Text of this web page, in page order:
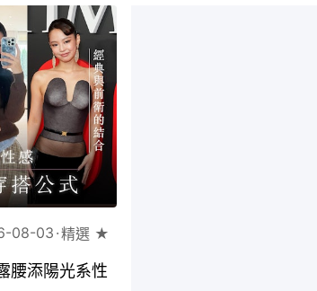
08-03 精選 ★
腰添陽光系性